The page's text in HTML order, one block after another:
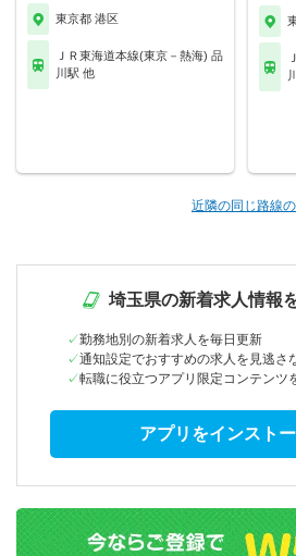
東京都 港区
ＪＲ東海道本線(東京－熱海) 品
川駅 他
近隣の同じ路線
埼玉県の新着求人情報
勤務地別の新着求人を毎日更新
通知設定でおすすめの求人を見逃さ
転職に役立つアプリ限定コンテンツ
アプリをインスト